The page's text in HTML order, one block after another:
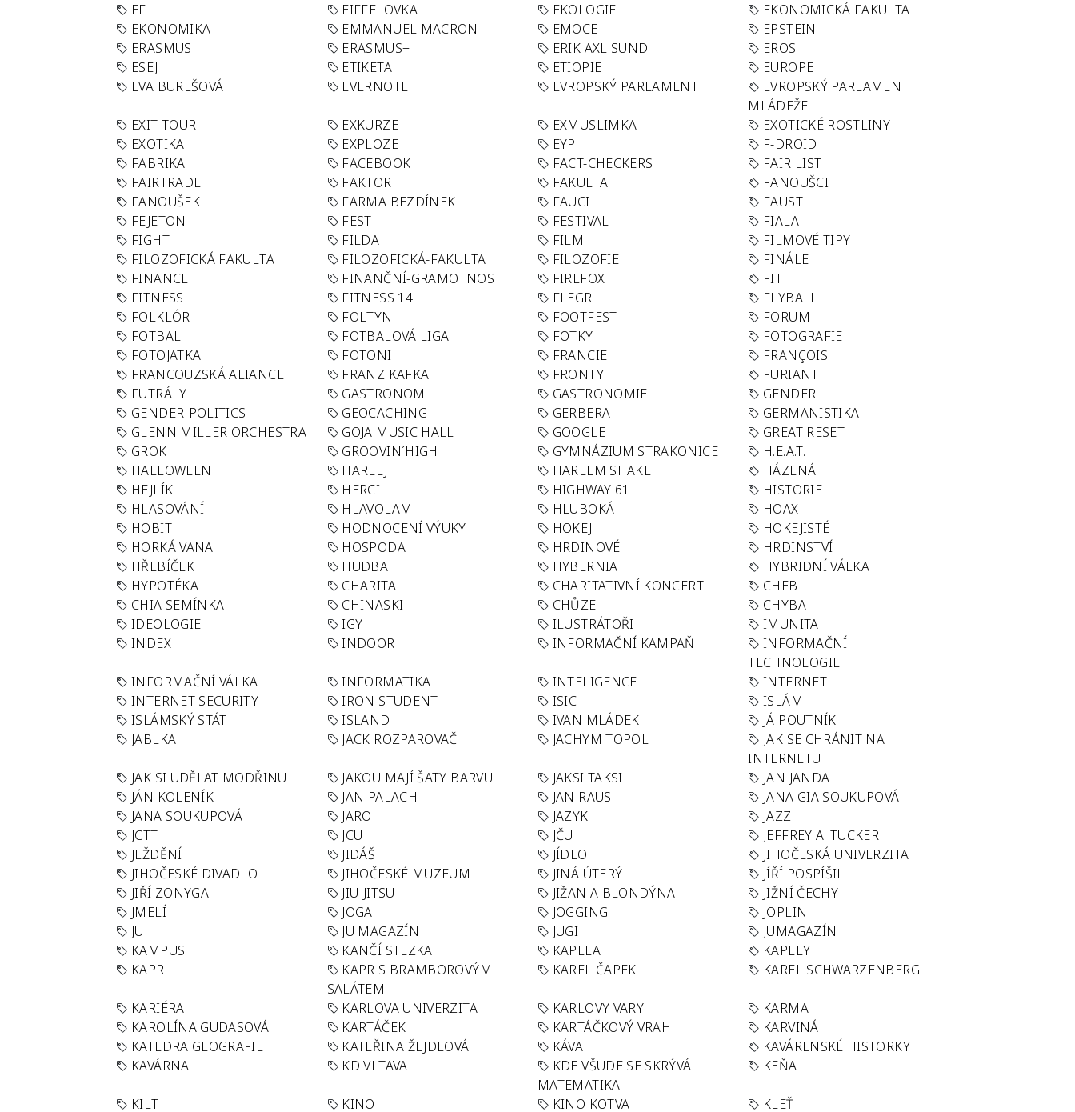
EF
EIFFELOVKA EKOLOGIE
EKONOMICKÁ FAKULTA
EKONOMIKA
EMMANUEL MACRON EMOCE
EPSTEIN
ERASMUS
ERASMUS+ ERIK AXL SUND
EROS
ESEJ
ETIKETA ETIOPIE
EUROPE
EVA BUREŠOVÁ
EVERNOTE EVROPSKÝ PARLAMENT
EVROPSKÝ PARLAMENT
MLÁDEŽE
EXIT TOUR
EXKURZE EXMUSLIMKA
EXOTICKÉ ROSTLINY
EXOTIKA
EXPLOZE EYP
F-DROID
FABRIKA
FACEBOOK FACT-CHECKERS
FAIR LIST
FAIRTRADE
FAKTOR FAKULTA
FANOUŠCI
FANOUŠEK
FARMA BEZDÍNEK FAUCI
FAUST
FEJETON
FEST FESTIVAL
FIALA
FIGHT
FILDA FILM
FILMOVÉ TIPY
FILOZOFICKÁ FAKULTA
FILOZOFICKÁ-FAKULTA FILOZOFIE
FINÁLE
FINANCE
FINANČNÍ-GRAMOTNOST FIREFOX
FIT
FITNESS
FITNESS 14 FLEGR
FLYBALL
FOLKLÓR
FOLTYN FOOTFEST
FORUM
FOTBAL
FOTBALOVÁ LIGA FOTKY
FOTOGRAFIE
FOTOJATKA
FOTONI FRANCIE
FRANÇOIS
FRANCOUZSKÁ ALIANCE
FRANZ KAFKA FRONTY
FURIANT
FUTRÁLY
GASTRONOM GASTRONOMIE
GENDER
GENDER-POLITICS
GEOCACHING GERBERA
GERMANISTIKA
GLENN MILLER ORCHESTRA
GOJA MUSIC HALL GOOGLE
GREAT RESET
GROK
GROOVIN´HIGH GYMNÁZIUM STRAKONICE
H.E.A.T.
HALLOWEEN
HARLEJ HARLEM SHAKE
HÁZENÁ
HEJLÍK
HERCI HIGHWAY 61
HISTORIE
HLASOVÁNÍ
HLAVOLAM HLUBOKÁ
HOAX
HOBIT
HODNOCENÍ VÝUKY HOKEJ
HOKEJISTÉ
HORKÁ VANA
HOSPODA HRDINOVÉ
HRDINSTVÍ
HŘEBÍČEK
HUDBA HYBERNIA
HYBRIDNÍ VÁLKA
HYPOTÉKA
CHARITA CHARITATIVNÍ KONCERT
CHEB
CHIA SEMÍNKA
CHINASKI CHŮZE
CHYBA
IDEOLOGIE
IGY ILUSTRÁTOŘI
IMUNITA
INDEX
INDOOR INFORMAČNÍ KAMPAŇ
INFORMAČNÍ
TECHNOLOGIE
INFORMAČNÍ VÁLKA
INFORMATIKA INTELIGENCE
INTERNET
INTERNET SECURITY
IRON STUDENT ISIC
ISLÁM
ISLÁMSKÝ STÁT
ISLAND IVAN MLÁDEK
JÁ POUTNÍK
JABLKA
JACK ROZPAROVAČ JACHYM TOPOL
JAK SE CHRÁNIT NA
INTERNETU
JAK SI UDĚLAT MODŘINU
JAKOU MAJÍ ŠATY BARVU JAKSI TAKSI
JAN JANDA
JÁN KOLENÍK
JAN PALACH JAN RAUS
JANA GIA SOUKUPOVÁ
JANA SOUKUPOVÁ
JARO JAZYK
JAZZ
JCTT
JCU JČU
JEFFREY A. TUCKER
JEŽDĚNÍ
JIDÁŠ JÍDLO
JIHOČESKÁ UNIVERZITA
JIHOČESKÉ DIVADLO
JIHOČESKÉ MUZEUM JINÁ ÚTERÝ
JÍŘÍ POSPÍŠIL
JIŘÍ ZONYGA
JIU-JITSU JIŽAN A BLONDÝNA
JIŽNÍ ČECHY
JMELÍ
JOGA JOGGING
JOPLIN
JU
JU MAGAZÍN JUGI
JUMAGAZÍN
KAMPUS
KANČÍ STEZKA KAPELA
KAPELY
KAPR
KAPR S BRAMBOROVÝM
SALÁTEM
KAREL ČAPEK KAREL SCHWARZENBERG
KARIÉRA KARLOVA UNIVERZITA KARLOVY VARY
KARMA
KAROLÍNA GUDASOVÁ
KARTÁČEK KARTÁČKOVÝ VRAH
KARVINÁ
KATEDRA GEOGRAFIE
KATEŘINA ŽEJDLOVÁ KÁVA
KAVÁRENSKÉ HISTORKY
KAVÁRNA
KD VLTAVA
KDE VŠUDE SE SKRÝVÁ
MATEMATIKA
KEŇA
KILT KINO KINO KOTVA KLEŤ